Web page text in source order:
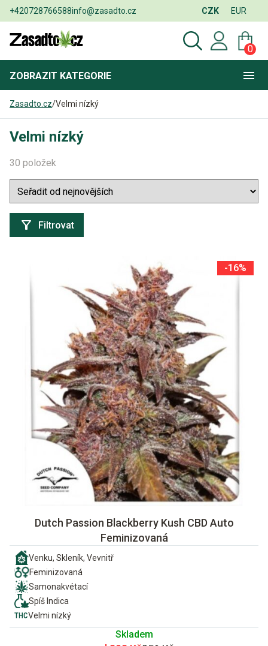
+420728766588info@zasadto.cz CZK EUR
0
ZOBRAZIT KATEGORIE
Zasadto.cz/Velmi nízký
Velmi nízký
30 položek
Filtrovat
-16%
Dutch Passion Blackberry Kush CBD Auto
Feminizovaná
Venku, Skleník, Vevnitř
Feminizovaná
Samonakvétací
Spíš Indica
Velmi nízký
Skladem